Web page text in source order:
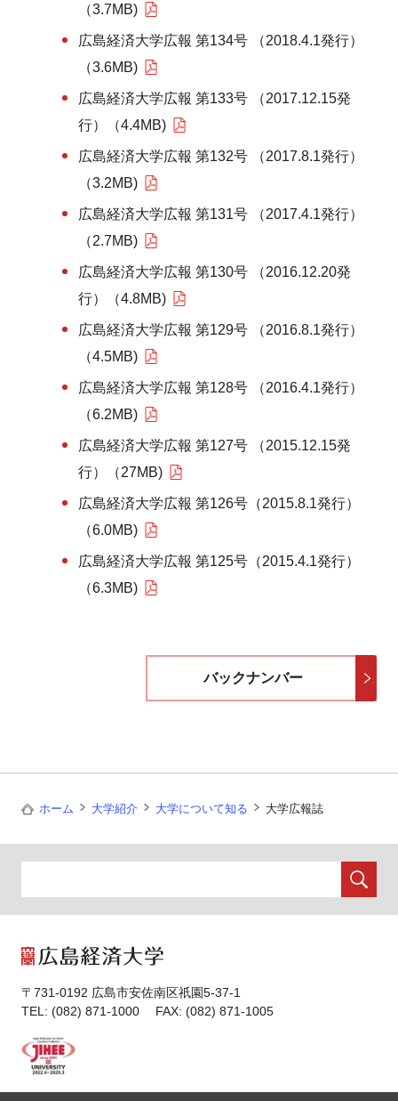
（3.7MB)
広島経済大学広報 第134号 （2018.4.1発行）
（3.6MB)
広島経済大学広報 第133号 （2017.12.15発
行）（4.4MB)
広島経済大学広報 第132号 （2017.8.1発行）
（3.2MB)
広島経済大学広報 第131号 （2017.4.1発行）
（2.7MB)
広島経済大学広報 第130号 （2016.12.20発
行）（4.8MB)
広島経済大学広報 第129号 （2016.8.1発行）
（4.5MB)
広島経済大学広報 第128号 （2016.4.1発行）
（6.2MB)
広島経済大学広報 第127号 （2015.12.15発
行）（27MB)
広島経済大学広報 第126号（2015.8.1発行）
（6.0MB)
広島経済大学広報 第125号（2015.4.1発行）
（6.3MB)
バックナンバー
ホーム 大学紹介 大学について知る 大学広報誌
〒731-0192 広島市安佐南区祇園5-37-1
TEL: (082) 871-1000 FAX: (082) 871-1005